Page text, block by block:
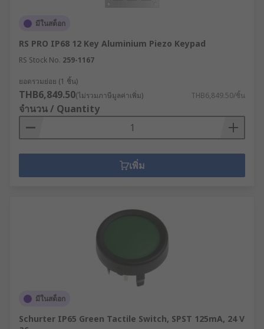
มีในสต็อก
RS PRO IP68 12 Key Aluminium Piezo Keypad
RS Stock No. 259-1167
ยอดรวมย่อย (1 ชิ้น)
THB6,849.50(ไม่รวมภาษีมูลค่าเพิ่ม) THB6,849.50/ชิ้น
จำนวน / Quantity
เพิ่ม
มีในสต็อก
Schurter IP65 Green Tactile Switch, SPST 125mA, 24 V